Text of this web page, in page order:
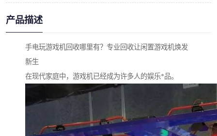
产品描述
手电玩游戏机回收哪里有？专业回收让闲置游戏机焕发
新生
在现代家庭中，游戏机已经成为许多人的娱乐*品。